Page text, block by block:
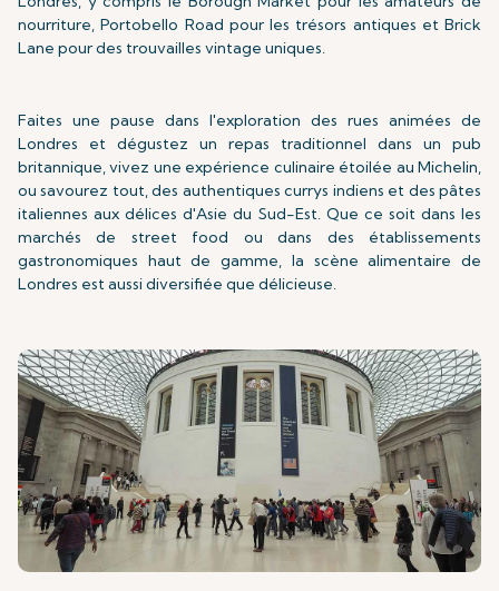
nourriture, Portobello Road pour les trésors antiques et Brick
Lane pour des trouvailles vintage uniques.
Faites une pause dans l'exploration des rues animées de
Londres et dégustez un repas traditionnel dans un pub
britannique, vivez une expérience culinaire étoilée au Michelin,
ou savourez tout, des authentiques currys indiens et des pâtes
italiennes aux délices d'Asie du Sud-Est. Que ce soit dans les
marchés de street food ou dans des établissements
gastronomiques haut de gamme, la scène alimentaire de
Londres est aussi diversifiée que délicieuse.